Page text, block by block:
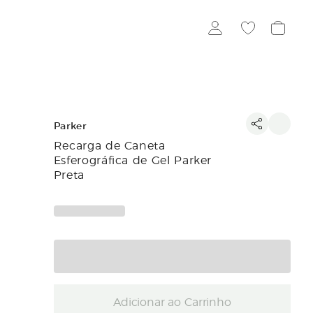
Parker
Recarga de Caneta
Esferográfica de Gel Parker
Preta
Adicionar ao Carrinho